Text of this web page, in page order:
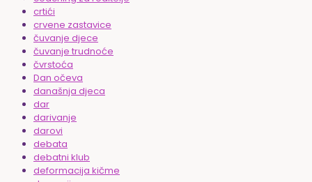
crtići
crvene zastavice
čuvanje djece
čuvanje trudnoće
čvrstoća
Dan očeva
današnja djeca
dar
darivanje
darovi
debata
debatni klub
deformacija kičme